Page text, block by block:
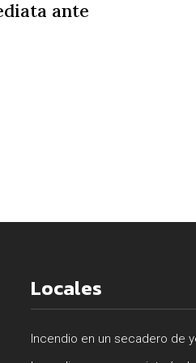
ante
Locales
Incendio en un secadero de